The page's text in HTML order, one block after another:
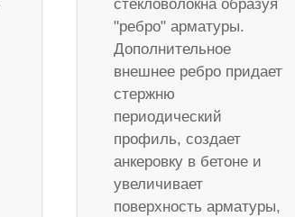
стекловолокна образуя
"ребро" арматуры.
Дополнительное
внешнее ребро придает
стержню
периодический
профиль, создает
анкеровку в бетоне и
увеличивает
поверхность арматуры,